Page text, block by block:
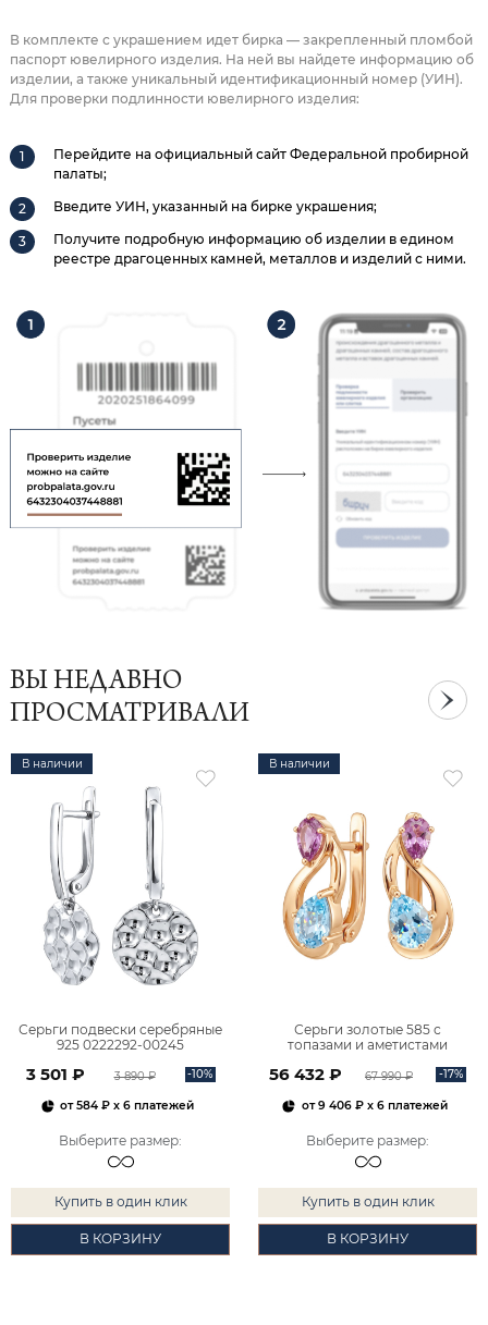
В комплекте с украшением идет бирка — закрепленный пломбой
паспорт ювелирного изделия. На ней вы найдете информацию об
изделии, а также уникальный идентификационный номер (УИН).
Для проверки подлинности ювелирного изделия:
Перейдите на официальный сайт Федеральной пробирной
палаты;
Введите УИН, указанный на бирке украшения;
Получите подробную информацию об изделии в едином
реестре драгоценных камней, металлов и изделий с ними.
ВЫ НЕДАВНО
ПРОСМАТРИВАЛИ
В наличии
Серьги подвески серебряные
925 0222292-00245
3 501 ₽ 3 890 ₽ -10%
от584 ₽ x 6 платежей
Выберите размер:
Купить в один клик
В КОРЗИНУ
В наличии
Серьги золотые 585 с
топазами и аметистами
56 432 ₽ 67 990 ₽ -17%
от9 406 ₽x 6 платежей
Выберите размер:
Купить в один клик
В КОРЗИНУ